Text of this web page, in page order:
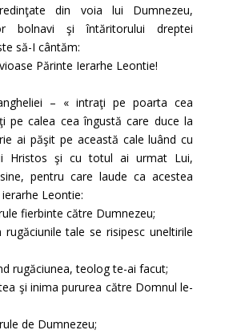
din voia lui Dumnezeu,
bolnavi şi întăritorului dreptei
să-I cântăm:
Părinte Ierarhe Leontie!
– « intraţi pe poarta cea
pe calea cea îngustă care duce la
ai păşit pe această cale luând cu
Hristos şi cu totul ai urmat Lui,
pentru care laude ca acestea
Leontie:
fierbinte către Dumnezeu;
tale se risipesc uneltirile
rugăciunea, teolog te-ai facut;
şi inima pururea către Domnul le-
de Dumnezeu;